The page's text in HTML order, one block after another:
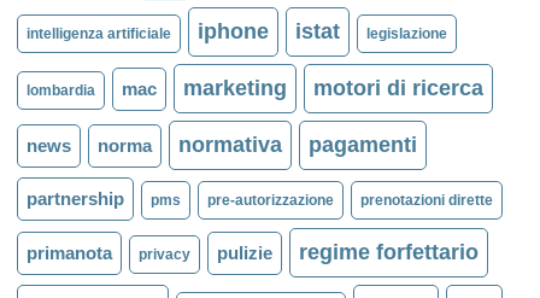
intelligenza artificiale iphone istat legislazione
lombardia mac marketing motori di ricerca
news norma normativa pagamenti
partnership pms pre-autorizzazione prenotazioni dirette
primanota privacy pulizie regime forfettario